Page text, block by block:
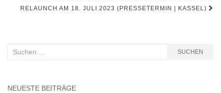
RELAUNCH AM 18. JULI 2023 (PRESSETERMIN | KASSEL)
Suchen
SUCHEN
NEUESTE BEITRÄGE